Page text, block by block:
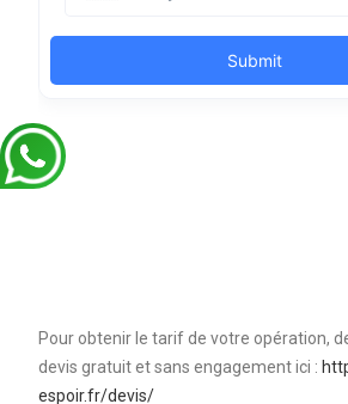
Pour obtenir le tarif de votre opération,
devis gratuit et sans engagement ici :
espoir.fr/devis/